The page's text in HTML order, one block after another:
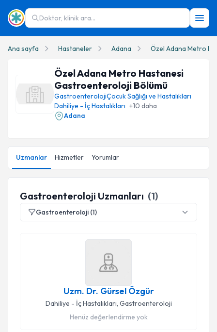
Doktor, klinik ara...
Ana sayfa Hastaneler Adana Özel Adana Metro
Özel Adana Metro Hastanesi
Gastroenteroloji Bölümü
GastroenterolojiÇocuk Sağlığı ve Hastalıkları
Dahiliye - İç Hastalıkları +10 daha
Adana
Uzmanlar Hizmetler Yorumlar
Gastroenteroloji Uzmanları (1)
Gastroenteroloji (1)
Uzm. Dr. Gürsel Özgür
Dahiliye - İç Hastalıkları, Gastroenteroloji
Henüz değerlendirme yok